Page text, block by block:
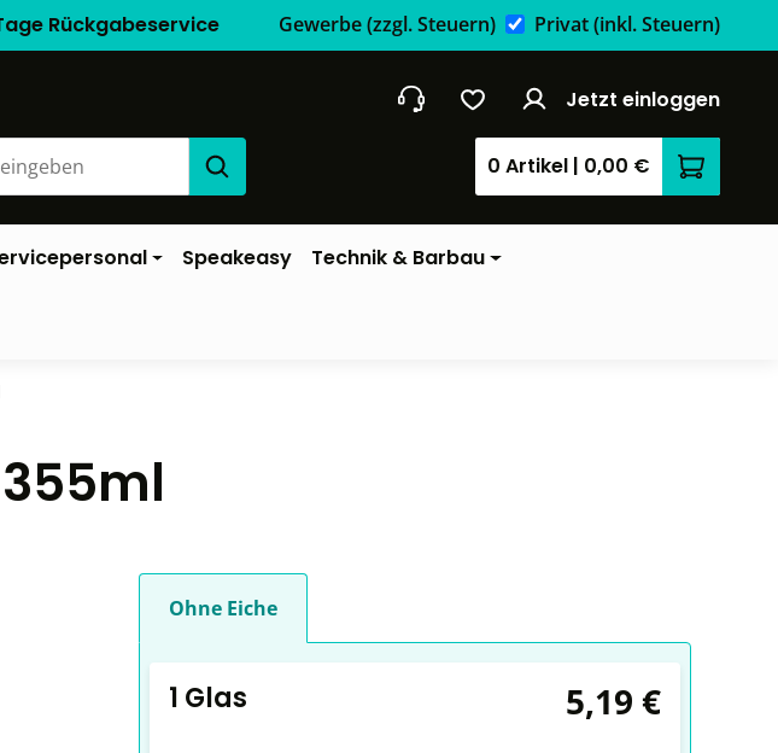
Rückgabeservice Gewerbe(zzgl. Steuern) Privat(inkl. Steuern)
Jetzt einloggen
0 Artikel | 0,00 €
Speakeasy Technik & Barbau
Ohne Eiche
1 Glas 5,19 €